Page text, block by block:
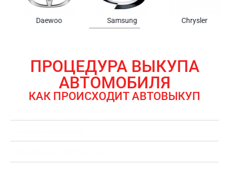
Samsung Chrysler Gmc
ПРОЦЕДУРА ВЫКУПА
АВТОМОБИЛЯ
КАК ПРОИСХОДИТ АВТОВЫКУП